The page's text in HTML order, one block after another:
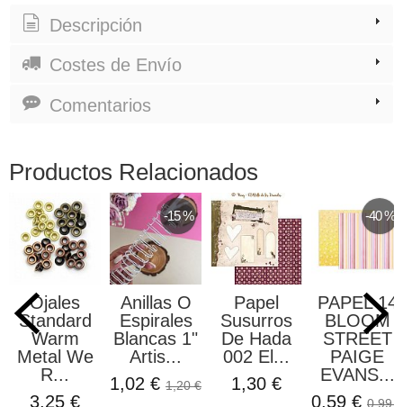
Descripción
Costes de Envío
Comentarios
Productos Relacionados
Ojales
Standard
Warm
Metal We
R...
3,25 €
-15 %
Anillas O
Espirales
Blancas 1"
Artis...
1,02 € 1,20 €
Papel
Susurros
De Hada
002 El...
1,30 €
-40 %
PAPEL 14
BLOOM
STREET
PAIGE
EVANS...
0,59 € 0,99 €